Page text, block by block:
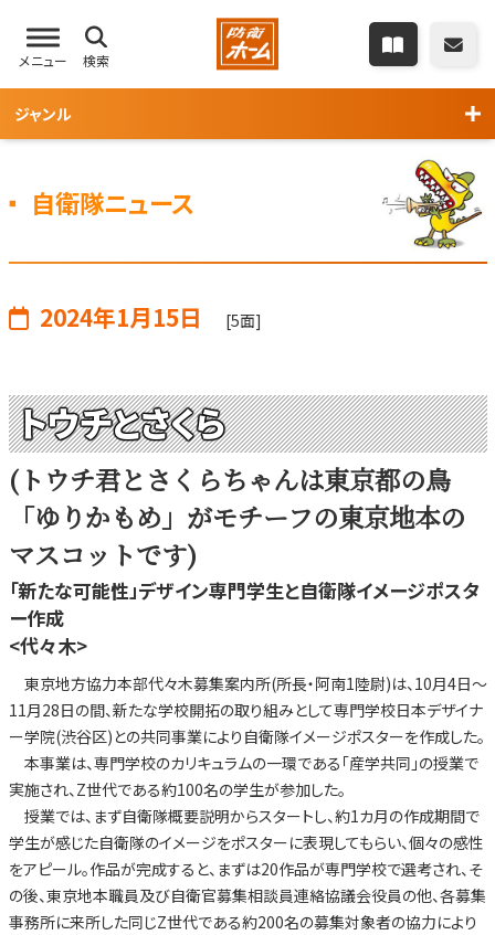
メニュー 検索
ジャンル
自衛隊ニュース
2024年1月15日 [5面]
トウチとさくら
(トウチ君とさくらちゃんは東京都の鳥
「ゆりかもめ」がモチーフの東京地本の
マスコットです)
「新たな可能性」デザイン専門学生と自衛隊イメージポスタ
ー作成
<代々木>
東京地方協力本部代々木募集案内所(所長・阿南1陸尉)は、10月4日～
11月28日の間、新たな学校開拓の取り組みとして専門学校日本デザイナ
ー学院(渋谷区)との共同事業により自衛隊イメージポスターを作成した。
本事業は、専門学校のカリキュラムの一環である「産学共同」の授業で
実施され、Z世代である約100名の学生が参加した。
授業では、まず自衛隊概要説明からスタートし、約1カ月の作成期間で
学生が感じた自衛隊のイメージをポスターに表現してもらい、個々の感性
をアピール。作品が完成すると、まずは20作品が専門学校で選考され、そ
の後、東京地本職員及び自衛官募集相談員連絡協議会役員の他、各募集
事務所に来所した同じZ世代である約200名の募集対象者の協力により